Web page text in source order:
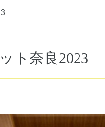
ト奈良2023